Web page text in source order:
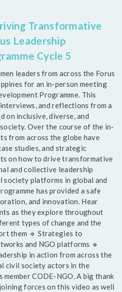
Transformative
Leadership
Cycle 5
leaders from across the Forus
for an in-person meeting
Programme. This
and reflections from a
on inclusive, diverse, and
Over the course of the in-
from across the globe have
studies, and strategic
on how to drive transformative
and collective leadership
platforms in global and
has provided a safe
and innovation. Hear
as they explore throughout
types of change and the
them 🔹 Strategies to
and NGO platforms 🔹
in action from across the
civil society actors in the
CODE-NGO. A big thank
forces on this video as well